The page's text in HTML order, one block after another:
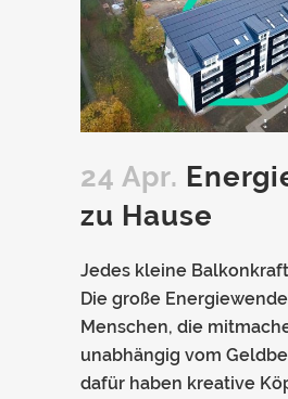
24 Apr.
zu Hause
Jedes kleine
Die große
Menschen, die
unabhängig vom
dafür haben kreative